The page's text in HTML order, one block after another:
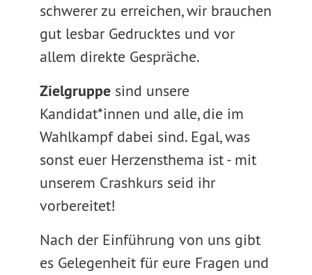
schwerer zu erreichen, wir brauchen
gut lesbar Gedrucktes und vor
allem direkte Gespräche.
Zielgruppesind unsere
Kandidat*innen und alle, die im
Wahlkampf dabei sind. Egal, was
sonst euer Herzensthema ist - mit
unserem Crashkurs seid ihr
vorbereitet!
Nach der Einführung von uns gibt
es Gelegenheit für eure Fragen und